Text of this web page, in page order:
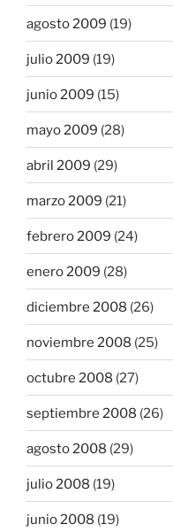
agosto 2009 (19)
julio 2009 (19)
junio 2009 (15)
mayo 2009 (28)
abril 2009 (29)
marzo 2009 (21)
febrero 2009 (24)
enero 2009 (28)
diciembre 2008 (26)
noviembre 2008 (25)
octubre 2008 (27)
septiembre 2008 (26)
agosto 2008 (29)
julio 2008 (19)
junio 2008 (19)